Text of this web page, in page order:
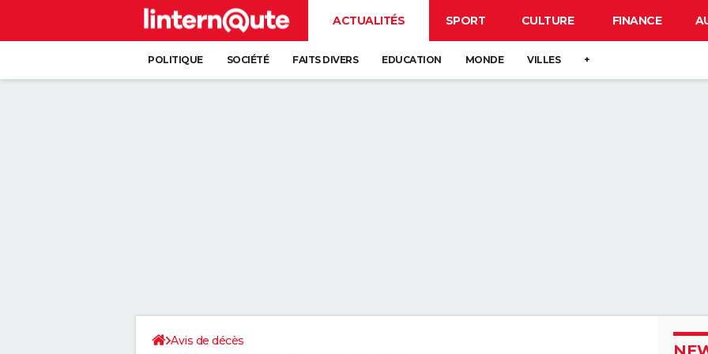
ACTUALITÉS SPORT CULTURE FINANCE
POLITIQUE SOCIÉTÉ FAITS DIVERS EDUCATION MONDE VILLES +
Avis de décès